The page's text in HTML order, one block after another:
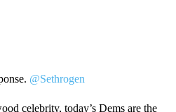
@Sethrogen
celebrity, today’s Dems are the